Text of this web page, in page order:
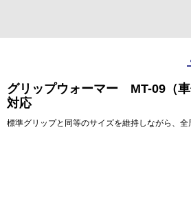
グリップウォーマー MT-09（
対応
標準グリップと同等のサイズを維持しながら、